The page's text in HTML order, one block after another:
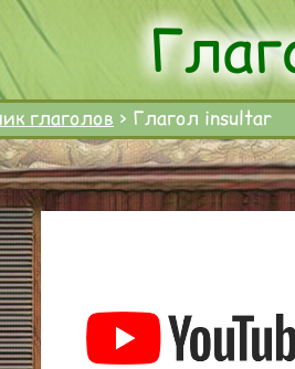
глаголов > Глагол insultar